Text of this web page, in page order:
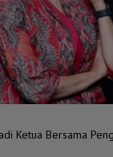
Ketua Bersama